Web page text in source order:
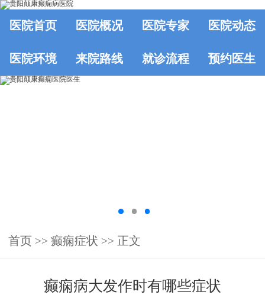
医院首页 医院概况 医院专家 医院动态
医院环境 来院路线 就诊流程 预约医生
首页 >> 癫痫症状 >> 正文
癫痫病大发作时有哪些症状